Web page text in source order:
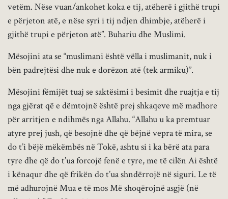
vetëm. Nëse vuan/ankohet koka e tij, atëherë i gjithë trupi
e përjeton atë, e nëse syri i tij ndjen dhimbje, atëherë i
gjithë trupi e përjeton atë”. Buhariu dhe Muslimi.
Mësojini ata se “muslimani është vëlla i muslimanit, nuk i
bën padrejtësi dhe nuk e dorëzon atë (tek armiku)”.
Mësojini fëmijët tuaj se saktësimi i besimit dhe ruajtja e tij
nga gjërat që e dëmtojnë është prej shkaqeve më madhore
për arritjen e ndihmës nga Allahu. “Allahu u ka premtuar
atyre prej jush, që besojnë dhe që bëjnë vepra të mira, se
do t’i bëjë mëkëmbës në Tokë, ashtu si i ka bërë ata para
tyre dhe që do t’ua forcojë fenë e tyre, me të cilën Ai është
i kënaqur dhe që frikën do t’ua shndërrojë në siguri. Le të
më adhurojnë Mua e të mos Më shoqërojnë asgjë (në